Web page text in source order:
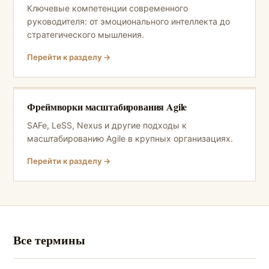
Ключевые компетенции современного
руководителя: от эмоционального интеллекта до
стратегического мышления.
Перейти к разделу →
Фреймворки масштабирования Agile
SAFe, LeSS, Nexus и другие подходы к
масштабированию Agile в крупных организациях.
Перейти к разделу →
Все термины